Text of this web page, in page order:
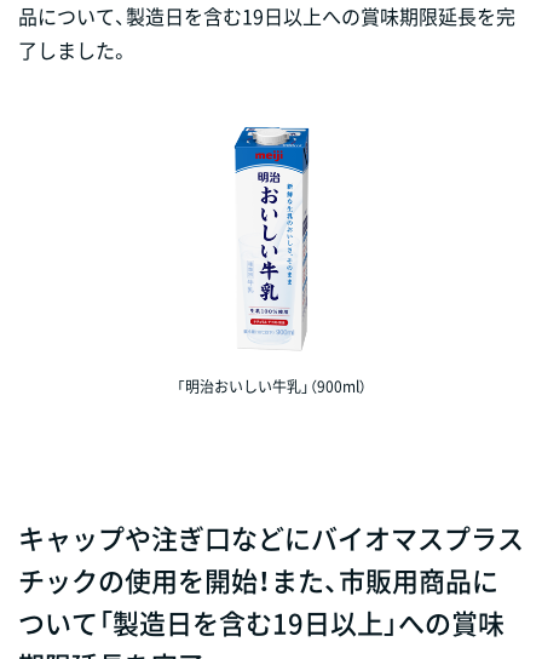
品について、製造日を含む19日以上への賞味期限延長を完
了しました。
「明治おいしい牛乳」（900ml）
キャップや注ぎ口などにバイオマスプラス
チックの使用を開始！また、市販用商品に
ついて「製造日を含む19日以上」への賞味